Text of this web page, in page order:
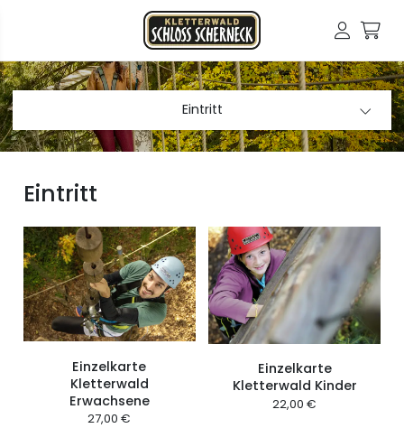
Eintritt
Eintritt
Einzelkarte
Kletterwald
Erwachsene
27,00 €
Einzelkarte
Kletterwald Kinder
22,00 €